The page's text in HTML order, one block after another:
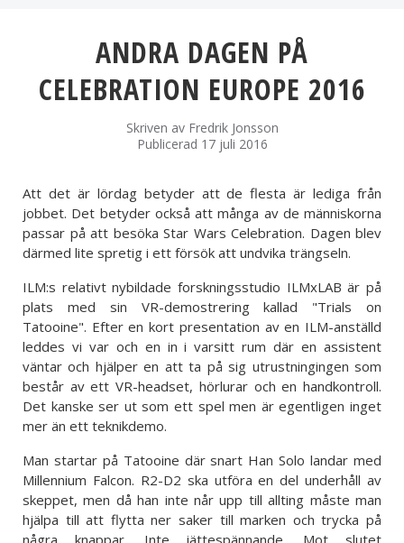
ANDRA DAGEN PÅ
CELEBRATION EUROPE 2016
Skriven av Fredrik Jonsson
Publicerad 17 juli 2016
Att det är lördag betyder att de flesta är lediga från
jobbet. Det betyder också att många av de människorna
passar på att besöka Star Wars Celebration. Dagen blev
därmed lite spretig i ett försök att undvika trängseln.
ILM:s relativt nybildade forskningsstudio ILMxLAB är på
plats med sin VR-demostrering kallad "Trials on
Tatooine". Efter en kort presentation av en ILM-anställd
leddes vi var och en in i varsitt rum där en assistent
väntar och hjälper en att ta på sig utrustningingen som
består av ett VR-headset, hörlurar och en handkontroll.
Det kanske ser ut som ett spel men är egentligen inget
mer än ett teknikdemo.
Man startar på Tatooine där snart Han Solo landar med
Millennium Falcon. R2-D2 ska utföra en del underhåll av
skeppet, men då han inte når upp till allting måste man
hjälpa till att flytta ner saker till marken och trycka på
några knappar. Inte jättespännande. Mot slutet